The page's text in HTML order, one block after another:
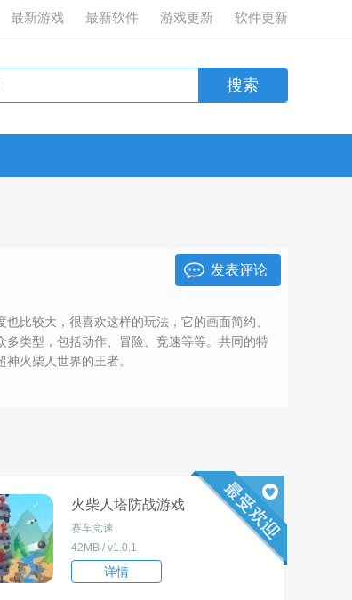
最新游戏 最新软件 游戏更新 软件更新
发表评论
比较大，很喜欢这样的玩法，它的画面简约、
类型，包括动作、冒险、竞速等等。共同的特
火柴人世界的王者。
火柴人塔防战游戏
赛车竞速
42MB / v1.0.1
详情